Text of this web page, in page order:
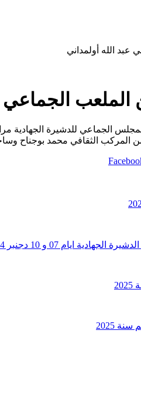
الله أولمداني
الجماعي
بوجناح وساحة عبد العزيز الشامخ يوم
ايام 07 و 10 دجنبر 2024
2025